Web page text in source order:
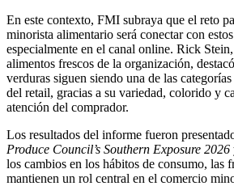
En este contexto, FMI subraya que el reto
minorista alimentario será conectar con
especialmente en el canal online. Rick
alimentos frescos de la organización,
verduras siguen siendo una de las
del retail, gracias a su variedad, colorido y
atención del comprador.
Los resultados del informe fueron
Produce Council’s Southern Exposure 2026
los cambios en los hábitos de consumo, las
mantienen un rol central en el comercio